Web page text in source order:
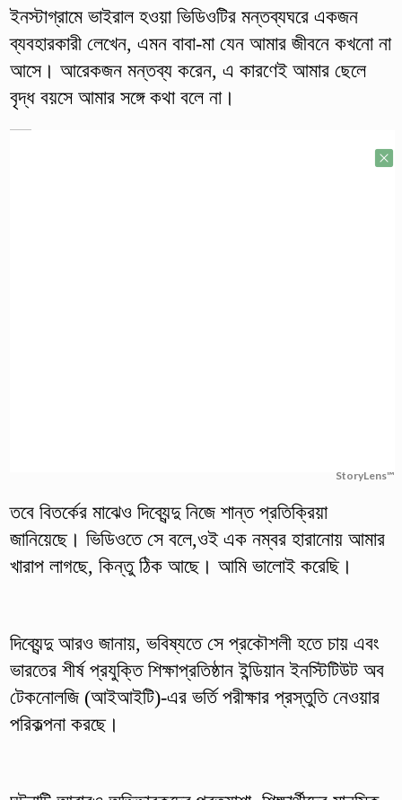
ইনস্টাগ্রামে ভাইরাল হওয়া ভিডিওটির মন্তব্যঘরে একজন
ব্যবহারকারী লেখেন, এমন বাবা-মা যেন আমার জীবনে কখনো না
আসে। আরেকজন মন্তব্য করেন, এ কারণেই আমার ছেলে
বৃদ্ধ বয়সে আমার সঙ্গে কথা বলে না।
StoryLens™
তবে বিতর্কের মাঝেও দিব্যেন্দু নিজে শান্ত প্রতিক্রিয়া
জানিয়েছে। ভিডিওতে সে বলে,ওই এক নম্বর হারানোয় আমার
খারাপ লাগছে, কিন্তু ঠিক আছে। আমি ভালোই করেছি।
দিব্যেন্দু আরও জানায়, ভবিষ্যতে সে প্রকৌশলী হতে চায় এবং
ভারতের শীর্ষ প্রযুক্তি শিক্ষাপ্রতিষ্ঠান ইন্ডিয়ান ইনস্টিটিউট অব
টেকনোলজি (আইআইটি)-এর ভর্তি পরীক্ষার প্রস্তুতি নেওয়ার
পরিকল্পনা করছে।